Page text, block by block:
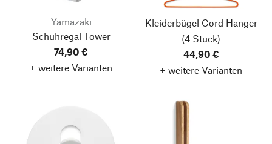
Yamazaki
Schuhregal Tower
74,90 €
+ weitere Varianten
Kleiderbügel Cord Hanger
(4 Stück)
44,90 €
+ weitere Varianten